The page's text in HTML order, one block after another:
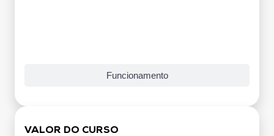
Funcionamento
VALOR DO CURSO